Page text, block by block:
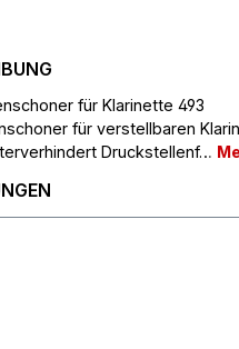
für Klarinette 493
für verstellbaren
Druckstellenf…